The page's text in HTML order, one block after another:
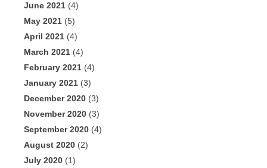
June 2021 (4)
May 2021 (5)
April 2021 (4)
March 2021 (4)
February 2021 (4)
January 2021 (3)
December 2020 (3)
November 2020 (3)
September 2020 (4)
August 2020 (2)
July 2020 (1)